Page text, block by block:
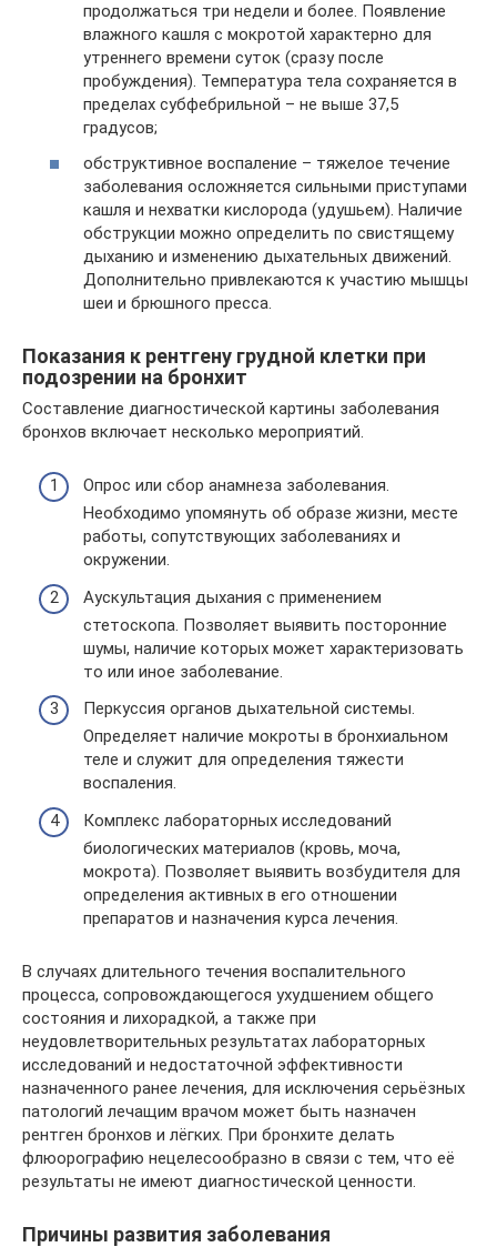
продолжаться три недели и более. Появление
влажного кашля с мокротой характерно для
утреннего времени суток (сразу после
пробуждения). Температура тела сохраняется в
пределах субфебрильной – не выше 37,5
градусов;
обструктивное воспаление – тяжелое течение
заболевания осложняется сильными приступами
кашля и нехватки кислорода (удушьем). Наличие
обструкции можно определить по свистящему
дыханию и изменению дыхательных движений.
Дополнительно привлекаются к участию мышцы
шеи и брюшного пресса.
Показания к рентгену грудной клетки при
подозрении на бронхит
Составление диагностической картины заболевания
бронхов включает несколько мероприятий.
Опрос или сбор анамнеза заболевания.
Необходимо упомянуть об образе жизни, месте
работы, сопутствующих заболеваниях и
окружении.
Аускультация дыхания с применением
стетоскопа. Позволяет выявить посторонние
шумы, наличие которых может характеризовать
то или иное заболевание.
Перкуссия органов дыхательной системы.
Определяет наличие мокроты в бронхиальном
теле и служит для определения тяжести
воспаления.
Комплекс лабораторных исследований
биологических материалов (кровь, моча,
мокрота). Позволяет выявить возбудителя для
определения активных в его отношении
препаратов и назначения курса лечения.
В случаях длительного течения воспалительного
процесса, сопровождающегося ухудшением общего
состояния и лихорадкой, а также при
неудовлетворительных результатах лабораторных
исследований и недостаточной эффективности
назначенного ранее лечения, для исключения серьёзных
патологий лечащим врачом может быть назначен
рентген бронхов и лёгких. При бронхите делать
флюорографию нецелесообразно в связи с тем, что её
результаты не имеют диагностической ценности.
Причины развития заболевания